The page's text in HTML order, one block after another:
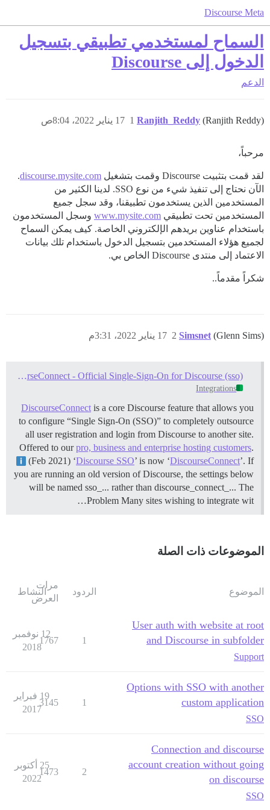
Discourse Meta
السماح لمستخدمي تطبيقي بتسجيل
الدخول إلى Discourse
الدعم
Ranjith_Reddy (Ranjith Reddy) 17 يناير 2022، 8:04ص 1
مرحباً،
لقد قمت بتثبيت Discourse وقمت بتشغيل discourse.mysite.com
.
الآن نحتاج إلى تنفيذ شيء من نوع SSO. لدينا الكثير من
المستخدمين الذين يستخدمون تطبيقنا، وقد سجل جميع
المستخدمين تحت تطبيقي www.mysite.com وسجل المستخدمون
باستخدام عناوين بريدهم الإلكتروني الخاصة. كيف يمكن السماح
لجميع هؤلاء المستخدمين بتسجيل الدخول باستخدام تلك بيانات
الاعتماد إلى منتدى Discourse الخاص بي.
شكراً مقدماً..
Simsnet (Glenn Sims) 17 يناير 2022، 3:31م 2
Setup DiscourseConnect - Official Single-Sign-On for Discourse (sso)
Integrations
DiscourseConnect is a core Discourse feature that allows you
to configure “Single Sign-On (SSO)” to completely outsource
all user registration and login from Discourse to another site.
Offered to ourpro, business and enterprise hosting customers.
(Feb 2021) ‘Discourse SSO’ is now ‘DiscourseConnect’. If
you are running an old version of Discourse, the settings below
will be named sso_... rather than discourse_connect_... The
Problem Many sites wishing to integrate wit…
الموضوعات ذات الصلة
الموضوع الردود
مرات
العرض
النشاط
User auth with website at root
and Discourse in subfolder
Support
1
1767
12 نوفمبر
2018
Options with SSO with another
custom application
SSO
1
3145
19 فبراير
2017
Connection and discourse
account creation without going
on discourse
SSO
2
1473
25 أكتوبر
2022